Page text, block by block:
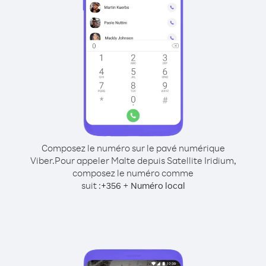
Composez le numéro sur le pavé numérique
Viber.Pour appeler Malte depuis Satellite Iridium,
composez le numéro comme
suit :+356 + Numéro local